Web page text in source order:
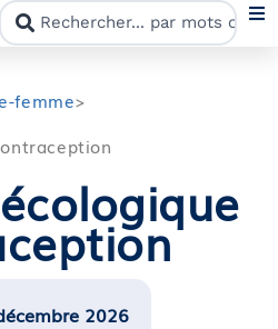
femme>
2026